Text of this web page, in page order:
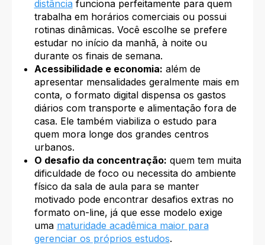
distância funciona perfeitamente para quem
trabalha em horários comerciais ou possui
rotinas dinâmicas. Você escolhe se prefere
estudar no início da manhã, à noite ou
durante os finais de semana.
Acessibilidade e economia: além de
apresentar mensalidades geralmente mais em
conta, o formato digital dispensa os gastos
diários com transporte e alimentação fora de
casa. Ele também viabiliza o estudo para
quem mora longe dos grandes centros
urbanos.
O desafio da concentração: quem tem muita
dificuldade de foco ou necessita do ambiente
físico da sala de aula para se manter
motivado pode encontrar desafios extras no
formato on-line, já que esse modelo exige
uma maturidade acadêmica maior para
gerenciar os próprios estudos.